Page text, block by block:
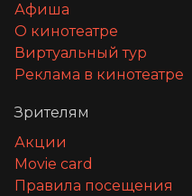
Афиша
О кинотеатре
Виртуальный тур
Реклама в кинотеатре
Зрителям
Акции
Movie card
Правила посещения